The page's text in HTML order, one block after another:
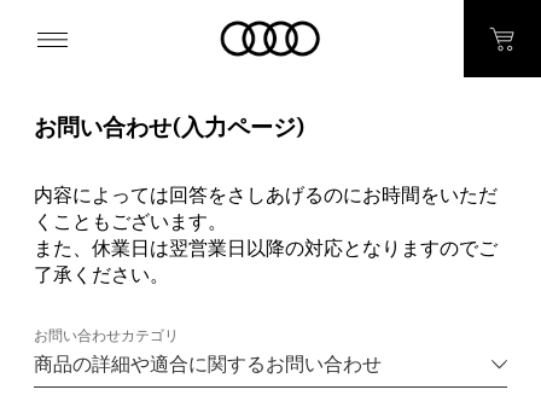
お問い合わせ(入力ページ)
内容によっては回答をさしあげるのにお時間をいただ
くこともございます。
また、休業日は翌営業日以降の対応となりますのでご
了承ください。
お問い合わせカテゴリ